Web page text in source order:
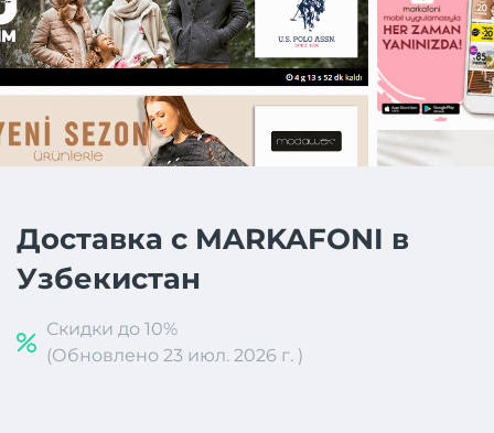
Доставка с MARKAFONI в
Узбекистан
Скидки до 10%
(Обновлено 23 июл. 2026 г. )